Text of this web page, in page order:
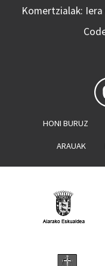
Komertzialak:
HONI BURUZ
ARAUAK